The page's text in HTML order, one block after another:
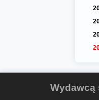
Wydawcą